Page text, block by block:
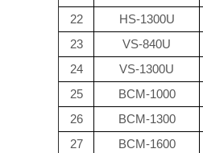
22
HS-1300U
23
VS-840U
24
VS-1300U
25
BCM-1000
26
BCM-1300
27
BCM-1600